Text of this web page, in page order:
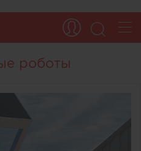
роботы